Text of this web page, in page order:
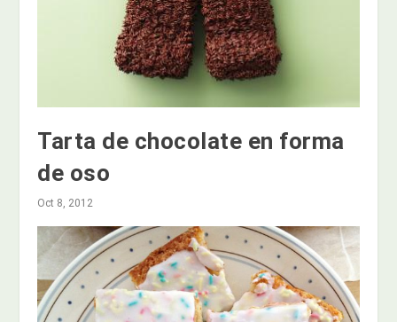
Tarta de chocolate en forma
de oso
Oct 8, 2012